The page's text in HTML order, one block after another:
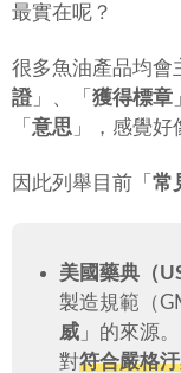
最實在呢？
很多魚油產品均會
證」、「 獲得標章
「 意思 」，感覺好
因此列舉目前「 常
美國藥典（
製造規範（
威」的來源
對符合嚴格